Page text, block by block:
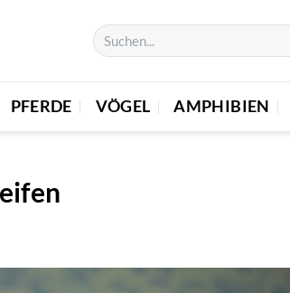
PFERDE VÖGEL AMPHIBIEN